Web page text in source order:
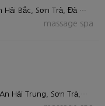
144 Phạm Cự Lượng, An Hải Bắc, Sơn Trà, Đà Nẵng 550000
massage spa
355 Đ. Trần Hưng Đạo, An Hải Trung, Sơn Trà, Đà Nẵng